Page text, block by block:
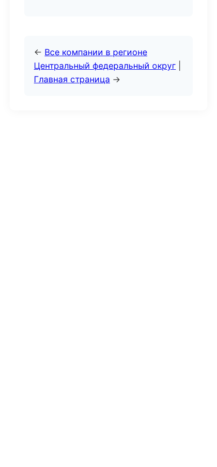
← Все компании в регионе
Центральный федеральный округ
Главная страница →